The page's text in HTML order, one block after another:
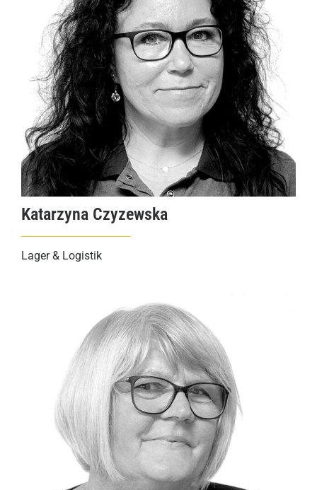
Katarzyna Czyzewska
Lager & Logistik